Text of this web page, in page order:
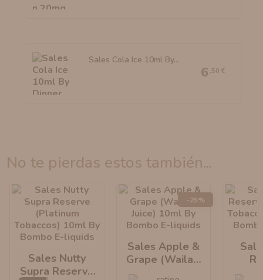
Sales Cola Ice 10ml By...
6 ,50 €
no te pierdas estos también...
Sales Nutty
Supra Reserve
Sales Apple &
Grape (Wailani
-25%